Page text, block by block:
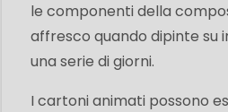
le componenti della
affresco quando dipinte su
una serie di giorni.
I cartoni animati possono